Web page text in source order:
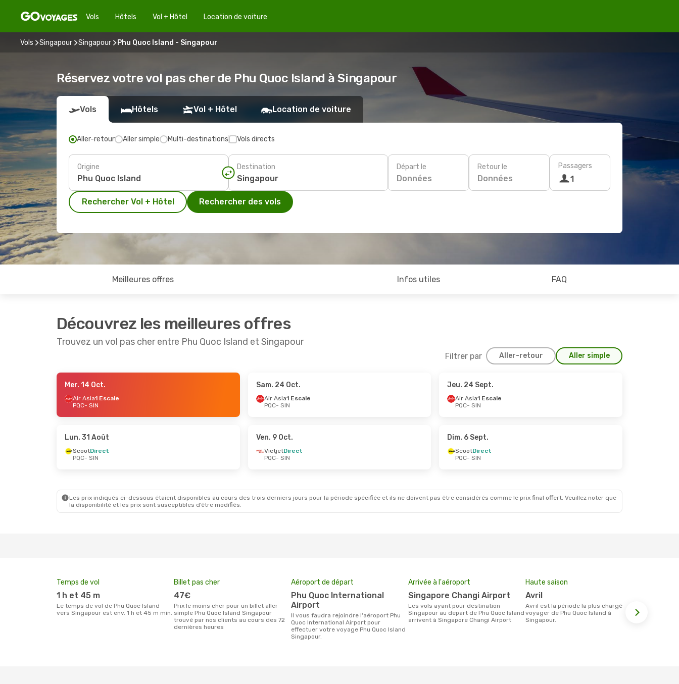
Vols Hôtels Vol + Hôtel Location de voiture
Vols Singapour Singapour Phu Quoc Island - Singapour
Réservez votre vol pas cher de Phu Quoc Island à Singapour
Vols Hôtels Vol + Hôtel Location de voiture
Aller-retour Aller simple Multi-destinations Vols directs
Origine Destination Départ le
Données
Retour le
Données
Passagers
1
Rechercher Vol + Hôtel Rechercher des vols
Meilleures offres Infos utiles FAQ
Découvrez les meilleures offres
Trouvez un vol pas cher entre Phu Quoc Island et Singapour
Filtrer par Aller-retour Aller simple
- Ven. 4 Sept.
Mer. 14 Oct.
Air Asia1 Escale
PQC- SIN
Sam. 24 Oct.
Air Asia1 Escale
PQC- SIN
Jeu. 24 Sept.
Air Asia1 Escale
PQC- SIN
Lun. 31 Août
ScootDirect
PQC- SIN
Ven. 9 Oct.
VietjetDirect
PQC- SIN
Dim. 6 Sept.
ScootDirect
PQC- SIN
Les prix indiqués ci-dessous étaient disponibles au cours des trois derniers jours pour la période spécifiée et ils ne doivent pas être considérés comme le prix final offert. Veuillez noter que
la disponibilité et les prix sont susceptibles d’être modifiés.
Temps de vol
1 h et 45 m
Le temps de vol de Phu Quoc Island
vers Singapour est env. 1 h et 45 m min.
Billet pas cher
47€
Prix le moins cher pour un billet aller
simple Phu Quoc Island Singapour
trouvé par nos clients au cours des 72
dernières heures
Aéroport de départ
Phu Quoc International
Airport
Il vous faudra rejoindre l'aéroport Phu
Quoc International Airport pour
effectuer votre voyage Phu Quoc Island
Singapour.
Arrivée à l'aéroport
Singapore Changi Airport
Les vols ayant pour destination
Singapour au depart de Phu Quoc Island
arrivent à Singapore Changi Airport
Haute saison
avril
avril est la période la plus chargée pour
voyager de Phu Quoc Island à
Singapour.